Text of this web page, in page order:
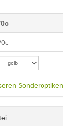
0c
Sonderoptiken